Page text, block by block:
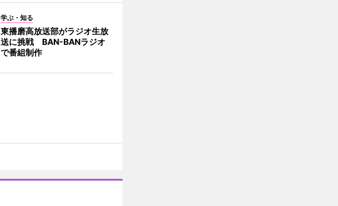
学ぶ・知る
東播磨高放送部がラジオ生放
送に挑戦 BAN-BANラジオ
で番組制作